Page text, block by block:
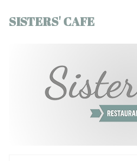
SISTERS' CAFE